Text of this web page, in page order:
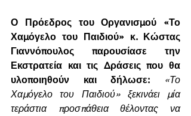
Ο Πρόεδρος του Οργανισμού «Το
Χαμόγελο του Παιδιού» κ. Κώστας
Γιαννόπουλος παρουσίασε την
Εκστρατεία και τις Δράσεις που θα
υλοποιηθούν και δήλωσε:
«Το
Χαμόγελο του Παιδιού» ξεκινάει μία
τεράστια προσπάθεια θέλοντας να